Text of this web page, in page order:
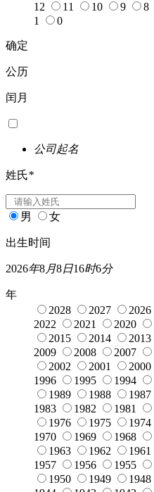
12
11 10 9 8
1
0
确定
公历
闰月
公司起名
姓氏*
男 女
出生时间
2026年8月8日16时6分
年
2028
2027 2026
2022
2021 2020
2015
2014 2013
2009
2008 2007
2002
2001 2000
1996
1995 1994
1989
1988 1987
1983
1982 1981
1976
1975 1974
1970
1969 1968
1963
1962 1961
1957
1956 1955
1950
1949 1948